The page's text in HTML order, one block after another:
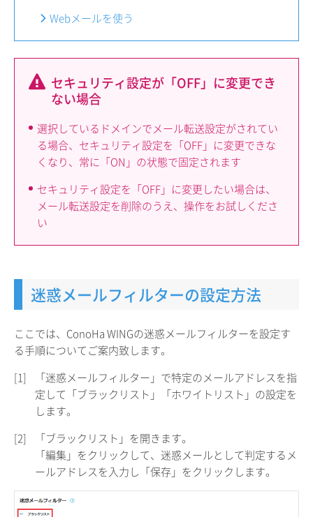
Webメールを使う
セキュリティ設定が「OFF」に変更でき
ない場合
選択しているドメインでメール転送設定がされてい
る場合、セキュリティ設定を「OFF」に変更できな
くなり、常に「ON」の状態で固定されます
セキュリティ設定を「OFF」に変更したい場合は、
メール転送設定を削除のうえ、操作をお試しくださ
い
迷惑メールフィルターの設定方法
ここでは、ConoHa WINGの迷惑メールフィルターを設定す
る手順についてご案内致します。
[1]
「迷惑メールフィルター」で特定のメールアドレスを指
定して「ブラックリスト」「ホワイトリスト」の設定を
します。
[2]
「ブラックリスト」を開きます。
「編集」をクリックして、迷惑メールとして判定するメ
ールアドレスを入力し「保存」をクリックします。